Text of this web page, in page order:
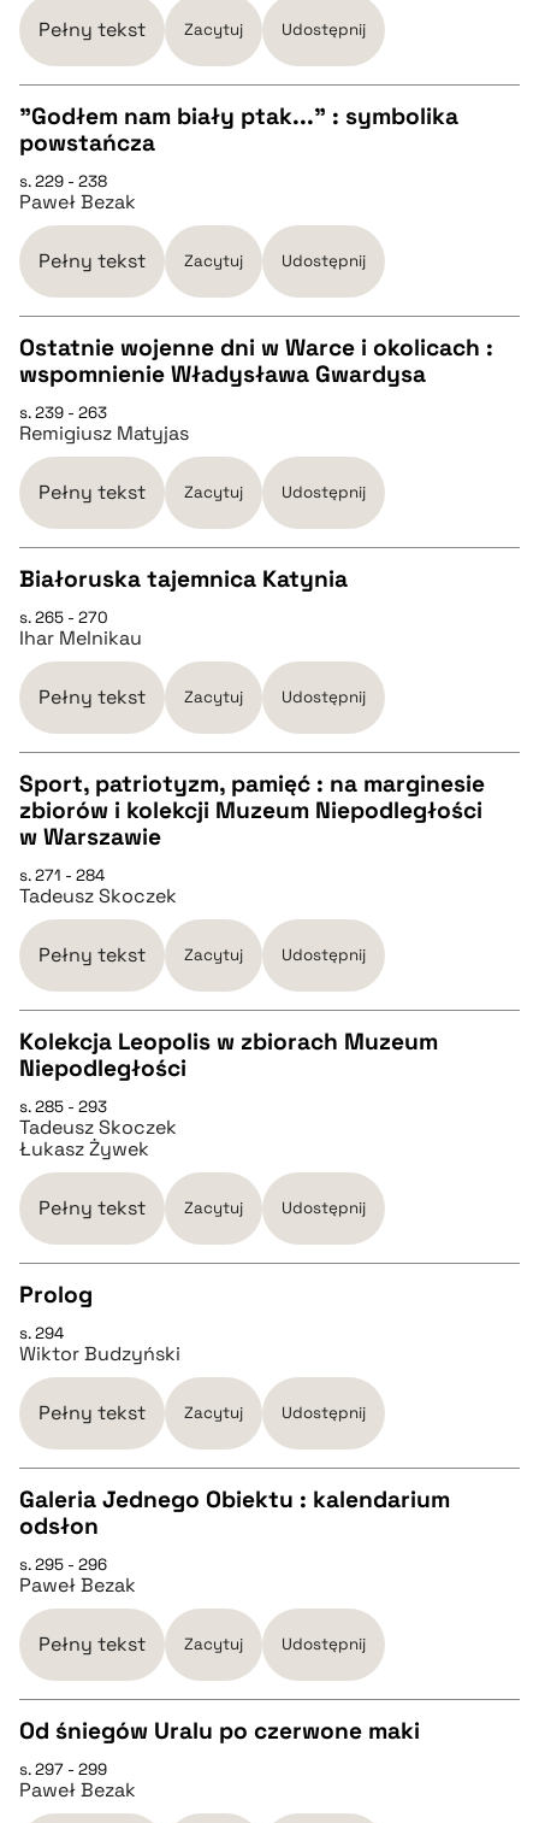
BIBTEX
pobierz cytat
Pełny tekst Zacytuj Udostępnij
pobierz cytat
BIBTEX
pobierz cytat
"Godłem nam biały ptak..." : symbolika
powstańcza
s. 229 - 238
Paweł Bezak
Pełny tekst Zacytuj Udostępnij
CZYSTY TEKST
pobierz cytat
BIBTEX
Ostatnie wojenne dni w Warce i okolicach :
wspomnienie Władysława Gwardysa
s. 239 - 263
Remigiusz Matyjas
Pełny tekst Zacytuj Udostępnij
CZYSTY TEKST
pobierz cytat
pobierz cytat
Białoruska tajemnica Katynia
s. 265 - 270
Ihar Melnikau
Pełny tekst Zacytuj Udostępnij
CZYSTY TEKST
pobierz cytat
BIBTEX
pobierz cytat
Sport, patriotyzm, pamięć : na marginesie
zbiorów i kolekcji Muzeum Niepodległości
w Warszawie
s. 271 - 284
Tadeusz Skoczek
Pełny tekst Zacytuj Udostępnij
CZYSTY TEKST
pobierz cytat
pobierz cytat
Kolekcja Leopolis w zbiorach Muzeum
Niepodległości
s. 285 - 293
Tadeusz Skoczek
Łukasz Żywek
Pełny tekst Zacytuj Udostępnij
CZYSTY TEKST
pobierz cytat
BIBTEX
Prolog
s. 294
Wiktor Budzyński
Pełny tekst Zacytuj Udostępnij
pobierz cytat
BIBTEX
Galeria Jednego Obiektu : kalendarium
odsłon
s. 295 - 296
Paweł Bezak
Pełny tekst Zacytuj Udostępnij
CZYSTY TEKST
Od śniegów Uralu po czerwone maki
s. 297 - 299
Paweł Bezak